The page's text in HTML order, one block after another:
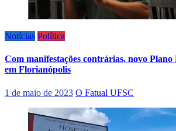
Notícias Política
Com manifestações contrárias, novo
em Florianópolis
1 de maio de 2023 O Fatual UFSC